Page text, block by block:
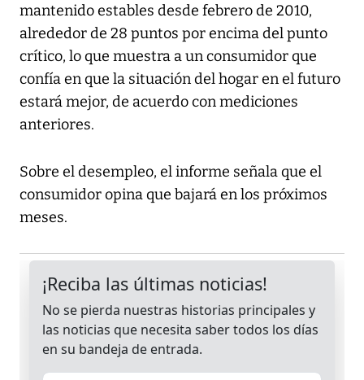
mantenido estables desde febrero de 2010,
alrededor de 28 puntos por encima del punto
crítico, lo que muestra a un consumidor que
confía en que la situación del hogar en el futuro
estará mejor, de acuerdo con mediciones
anteriores.
Sobre el desempleo, el informe señala que el
consumidor opina que bajará en los próximos
meses.